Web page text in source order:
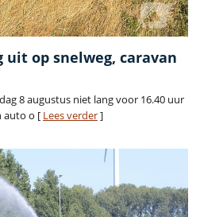
op snelweg, caravan
8 augustus niet lang voor 16.40 uur
auto o [ Lees verder]